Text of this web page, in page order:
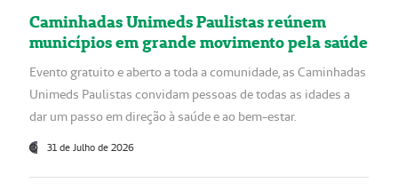
Caminhadas Unimeds Paulistas reúnem
municípios em grande movimento pela saúde
Evento gratuito e aberto a toda a comunidade, as Caminhadas
Unimeds Paulistas convidam pessoas de todas as idades a
dar um passo em direção à saúde e ao bem-estar.
31 de Julho de 2026